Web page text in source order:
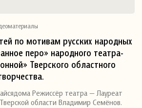
по мотивам русских народных
перо» народного театра-
Тверского областного
Режиссёр театра — Лауреат
области Владимир Семёнов.